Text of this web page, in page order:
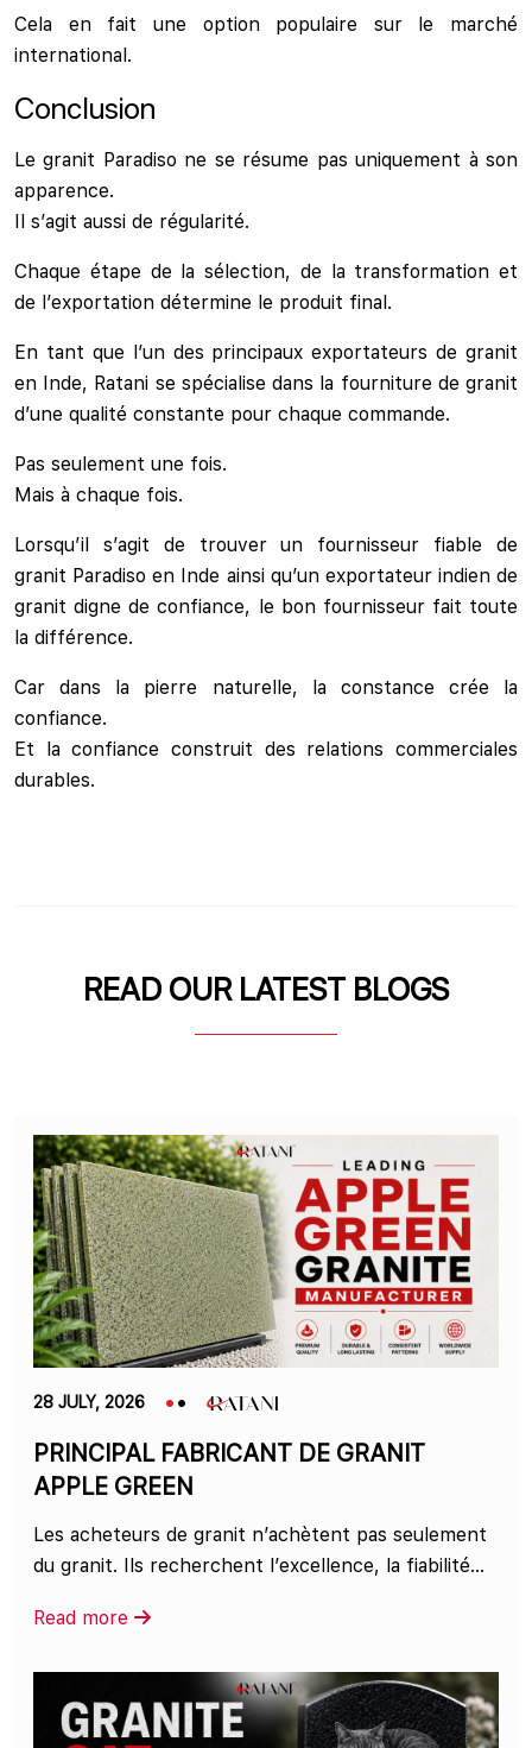
Cela en fait une option populaire sur le marché
international.
Conclusion
Le granit Paradiso ne se résume pas uniquement à son
apparence.
Il s’agit aussi de régularité.
Chaque étape de la sélection, de la transformation et
de l’exportation détermine le produit final.
En tant que l’un des principaux exportateurs de granit
en Inde, Ratani se spécialise dans la fourniture de granit
d’une qualité constante pour chaque commande.
Pas seulement une fois.
Mais à chaque fois.
Lorsqu’il s’agit de trouver un fournisseur fiable de
granit Paradiso en Inde ainsi qu’un exportateur indien de
granit digne de confiance, le bon fournisseur fait toute
la différence.
Car dans la pierre naturelle, la constance crée la
confiance.
Et la confiance construit des relations commerciales
durables.
READ OUR LATEST BLOGS
28 JULY, 2026
PRINCIPAL FABRICANT DE GRANIT
APPLE GREEN
Les acheteurs de granit n’achètent pas seulement
du granit. Ils recherchent l’excellence, la fiabilité...
Read more